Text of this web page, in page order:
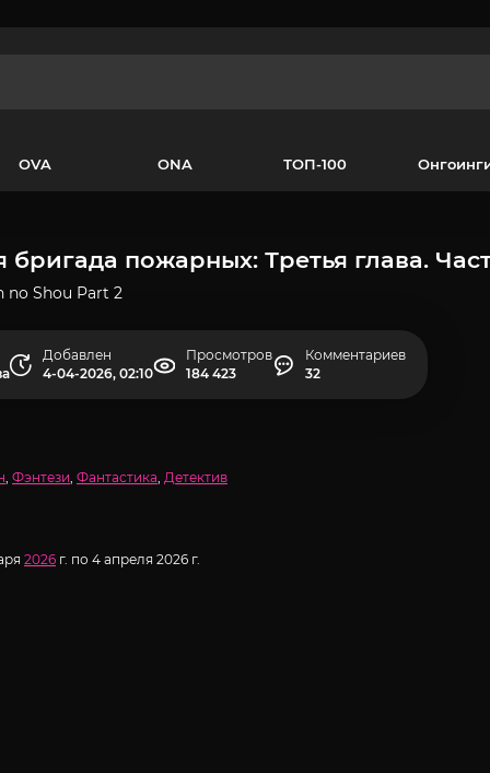
OVA ONA ТОП-100
пожарных: Третья глава.
no Shou Part 2
Добавлен
4-04-2026, 02:10
Просмотров
184 423
Комментариев
32
, Фэнтези, Фантастика, Детектив
2026 г. по 4 апреля 2026 г.